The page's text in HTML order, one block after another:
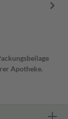
Apotheke.